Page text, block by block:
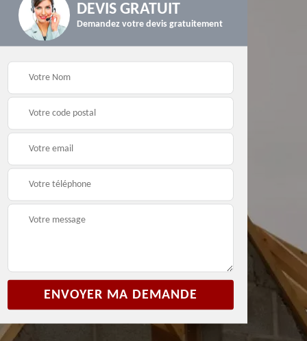
Travaux de charpente
36 Indre
Réparateur
DEVIS GRATUIT
Demandez votre devis gratuitement